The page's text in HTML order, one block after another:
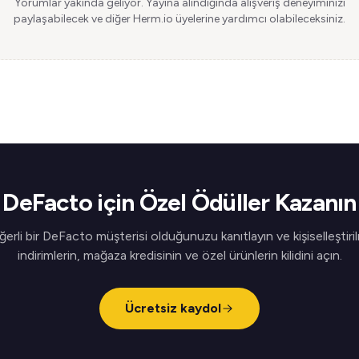
Yorumlar yakında geliyor. Yayına alındığında alışveriş deneyiminizi
paylaşabilecek ve diğer Herm.io üyelerine yardımcı olabileceksiniz.
DeFacto için Özel Ödüller Kazanın
bir DeFacto müşterisi olduğunuzu kanıtlayın ve
indirimlerin, mağaza kredisinin ve özel ürünlerin kilidini açın.
Ücretsiz kaydol